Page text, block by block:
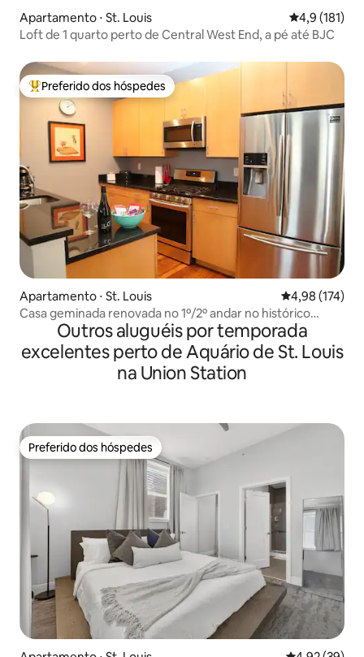
Apartamento ⋅ St. Louis 4,9 de uma
4,9 (181)
Loft de 1 quarto perto de Central West End, a pé até BJC
Entre os melhores preferidos dos hóspedes
Preferido dos hóspedes
Apartamento ⋅ St. Louis 4,98 de uma
4,98 (174)
Casa geminada renovada no 1º/2º andar no histórico
SoulardOutros aluguéis por temporada
excelentes perto de Aquário de St. Louis
na Union Station
Preferido dos hóspedes
Preferido dos hóspedes